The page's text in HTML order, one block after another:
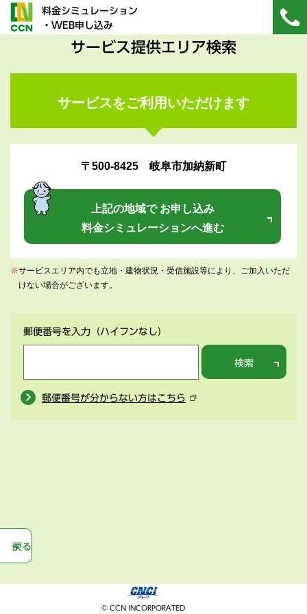
料金シミュレーション
・WEB申し込み
サービス提供エリア検索
サービスをご利用いただけます
〒500-8425 岐阜市加納新町
上記の地域で お申し込み
料金シミュレーションへ進む
※サービスエリア内でも立地・建物状況・受信施設等により、ご加入いただ
けない場合がございます。
郵便番号を入力 （ハイフンなし）
検索
郵便番号が分からない方はこちら
戻る
© CCN INCORPORATED